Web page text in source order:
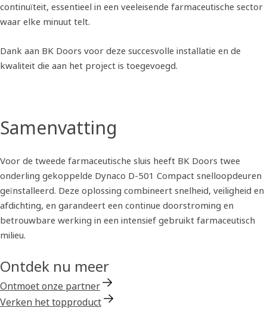
continuïteit, essentieel in een veeleisende farmaceutische sector
waar elke minuut telt.
Dank aan BK Doors voor deze succesvolle installatie en de
kwaliteit die aan het project is toegevoegd.
Samenvatting
Voor de tweede farmaceutische sluis heeft BK Doors twee
onderling gekoppelde Dynaco D-501 Compact snelloopdeuren
geïnstalleerd. Deze oplossing combineert snelheid, veiligheid en
afdichting, en garandeert een continue doorstroming en
betrouwbare werking in een intensief gebruikt farmaceutisch
milieu.
Ontdek nu meer
Ontmoet onze partner
Verken het topproduct